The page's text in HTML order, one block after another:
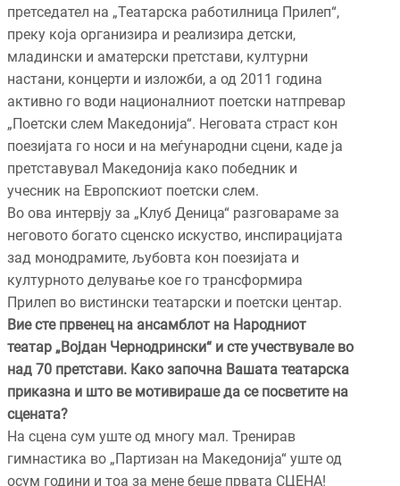
претседател на „Театарска работилница Прилеп“,
преку која организира и реализира детски,
младински и аматерски претстави, културни
настани, концерти и изложби, а од 2011 година
активно го води националниот поетски натпревар
„Поетски слем Македонија“. Неговата страст кон
поезијата го носи и на меѓународни сцени, каде ја
претставувал Македонија како победник и
учесник на Европскиот поетски слем.
Во ова интервју за „Клуб Деница“ разговараме за
неговото богато сценско искуство, инспирацијата
зад монодрамите, љубовта кон поезијата и
културното делување кое го трансформира
Прилеп во вистински театарски и поетски центар.
Вие сте првенец на ансамблот на Народниот
театар „Војдан Чернодрински“ и сте учествувале во
над 70 претстави. Како започна Вашата театарска
приказна и што ве мотивираше да се посветите на
сцената?
На сцена сум уште од многу мал. Тренирав
гимнастика во „Партизан на Македонија“ уште од
осум години и тоа за мене беше првата СЦЕНА!